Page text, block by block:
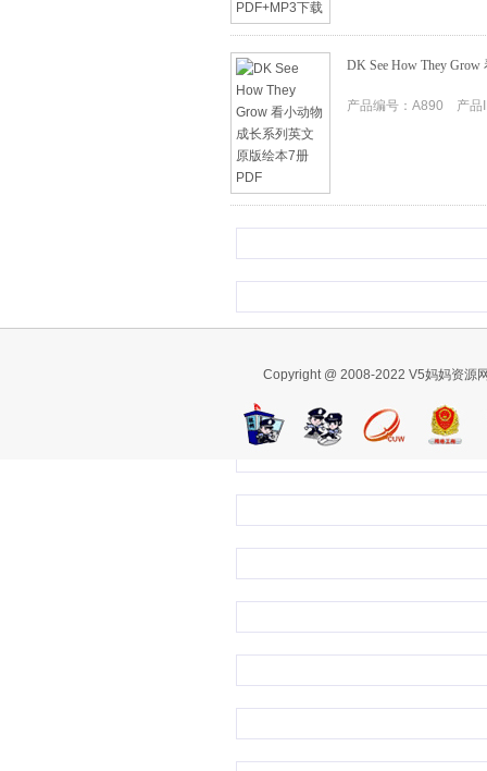
DK See How They
产品编号：A890 产品
Copyright @ 2008-2022 V5妈妈资源